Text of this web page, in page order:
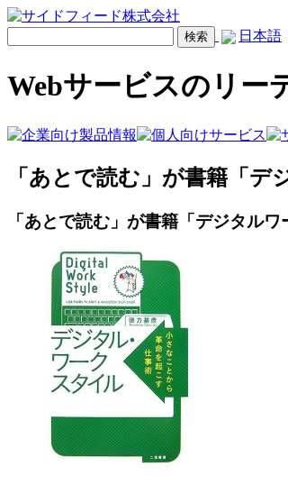
日本語
Webサービスのリー
「あとで読む」が書籍「
「あとで読む」が書籍「デジタル